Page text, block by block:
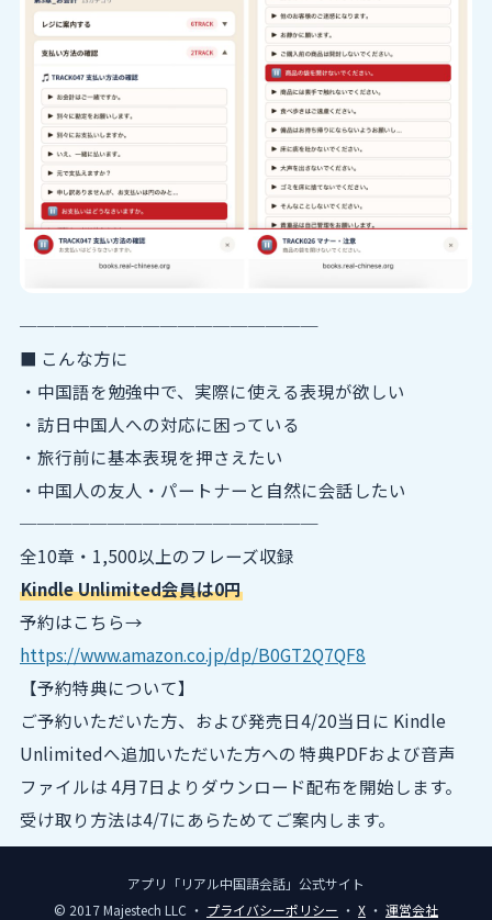
─────────────────
■ こんな方に
・中国語を勉強中で、実際に使える表現が欲しい
・訪日中国人への対応に困っている
・旅行前に基本表現を押さえたい
・中国人の友人・パートナーと自然に会話したい
─────────────────
全10章・1,500以上のフレーズ収録
Kindle Unlimited会員は0円
予約はこちら→
https://www.amazon.co.jp/dp/B0GT2Q7QF8
【予約特典について】
ご予約いただいた方、および発売日4/20当日に Kindle
Unlimitedへ追加いただいた方への 特典PDFおよび音声
ファイルは 4月7日よりダウンロード配布を開始します。
受け取り方法は4/7にあらためてご案内します。
アプリ「リアル中国語会話」公式サイト
© 2017 Majestech LLC ・ プライバシーポリシー ・ X ・ 運営会社